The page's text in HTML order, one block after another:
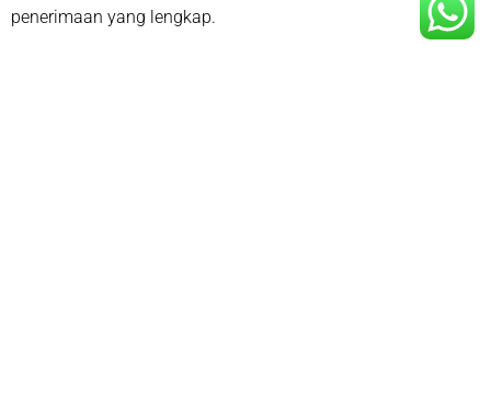
penerimaan yang lengkap.